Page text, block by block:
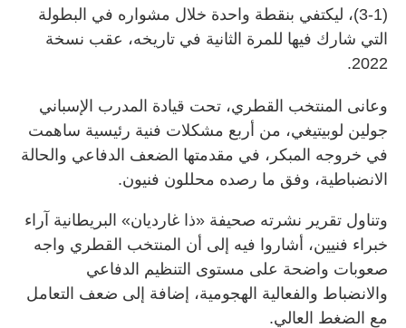
(1-3)، ليكتفي بنقطة واحدة خلال مشواره في البطولة
التي شارك فيها للمرة الثانية في تاريخه، عقب نسخة
2022.
وعانى المنتخب القطري، تحت قيادة المدرب الإسباني
جولين لوبيتيغي، من أربع مشكلات فنية رئيسية ساهمت
في خروجه المبكر، في مقدمتها الضعف الدفاعي والحالة
الانضباطية، وفق ما رصده محللون فنيون.
وتناول تقرير نشرته صحيفة «ذا غارديان» البريطانية آراء
خبراء فنيين، أشاروا فيه إلى أن المنتخب القطري واجه
صعوبات واضحة على مستوى التنظيم الدفاعي
والانضباط والفعالية الهجومية، إضافة إلى ضعف التعامل
مع الضغط العالي.